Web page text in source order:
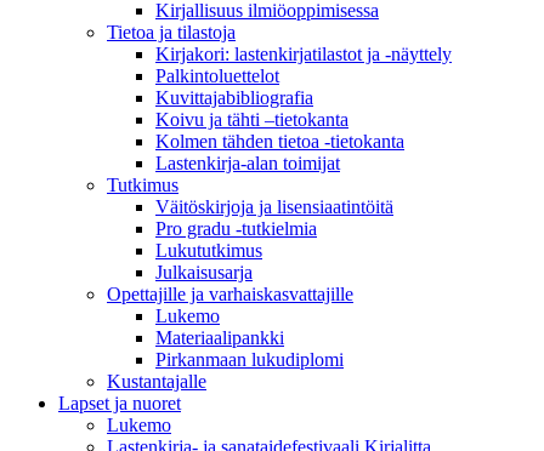
Kirjallisuus ilmiöoppimisessa
Tietoa ja tilastoja
Kirjakori: lastenkirjatilastot ja -näyttely
Palkintoluettelot
Kuvittaja­bibliografia
Koivu ja tähti –tietokanta
Kolmen tähden tietoa -tietokanta
Lastenkirja-alan toimijat
Tutkimus
Väitöskirjoja ja lisensiaatintöitä
Pro gradu -tutkielmia
Lukututkimus
Julkaisusarja
Opettajille ja varhaiskasvattajille
Lukemo
Materiaalipankki
Pirkanmaan lukudiplomi
Kustantajalle
Lapset ja nuoret
Lukemo
Lastenkirja- ja sanataidefestivaali Kirjalitta